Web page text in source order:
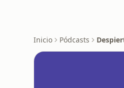
Inicio Pódcasts